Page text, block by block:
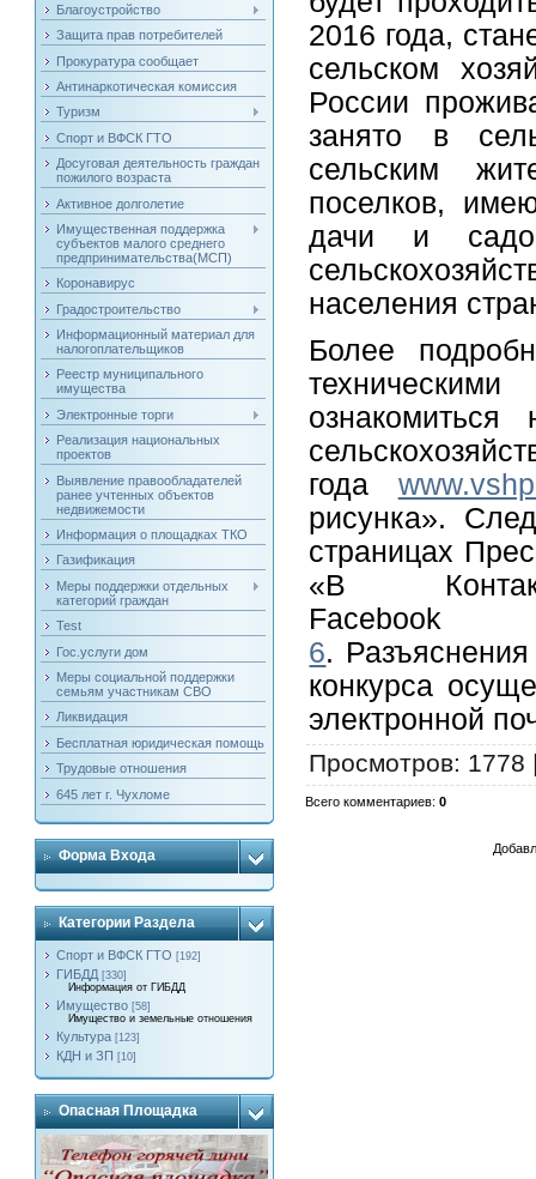
Благоустройство
Защита прав потребителей
Прокуратура сообщает
Антинаркотическая комиссия
Туризм
Спорт и ВФСК ГТО
Досуговая деятельность граждан
пожилого возраста
Активное долголетие
Имущественная поддержка
субъектов малого среднего
предпринимательства(МСП)
Коронавирус
Градостроительство
Информационный материал для
налогоплательщиков
Реестр муниципального
имущества
Электронные торги
Реализация национальных
проектов
Выявление правообладателей
ранее учтенных объектов
недвижемости
Информация о площадках ТКО
Газификация
Меры поддержки отдельных
категорий граждан
Test
Гос.услуги дом
Меры социальной поддержки
семьям участникам СВО
Ликвидация
Бесплатная юридическая помощь
Трудовые отношения
645 лет г. Чухломе
Форма Входа
Категории Раздела
Спорт и ВФСК ГТО [192]
ГИБДД [330]
Информация от ГИБДД
Имущество [58]
Имущество и земельные отношения
Культура [123]
КДН и ЗП [10]
Опасная Площадка
2016 года,
сельском
России
занято в
сельским
поселков,
дачи и
населения
Более
года
рисунка».
страницах
«В
6.
конкурса
электронной
Просмотров:
Всего комментариев:0